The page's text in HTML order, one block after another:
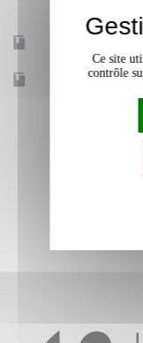
Accessible à
Ce site
contrôle